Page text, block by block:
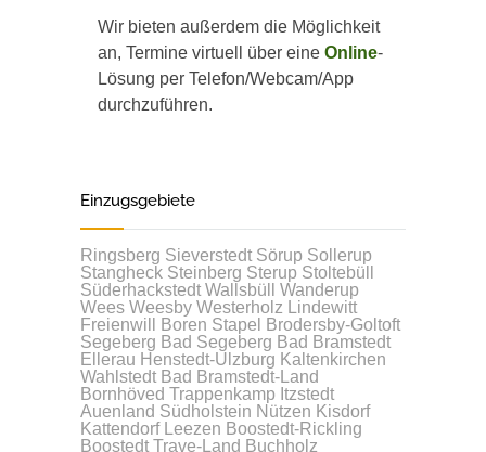
Wir bieten außerdem die Möglichkeit
an, Termine virtuell über eine Online-
Lösung per Telefon/Webcam/App
durchzuführen.
Einzugsgebiete
Ringsberg Sieverstedt Sörup Sollerup
Stangheck Steinberg Sterup Stoltebüll
Süderhackstedt Wallsbüll
Wanderup
Wees Weesby Westerholz
Lindewitt
Freienwill
Boren Stapel
Brodersby-Goltoft
Segeberg Bad Segeberg Bad Bramstedt
Ellerau Henstedt-Ulzburg Kaltenkirchen
Wahlstedt Bad Bramstedt-Land
Bornhöved Trappenkamp Itzstedt
Auenland Südholstein Nützen Kisdorf
Kattendorf
Leezen Boostedt-Rickling
Boostedt Trave-Land Buchholz